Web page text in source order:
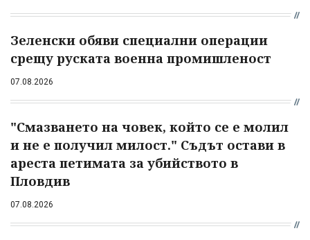
Зеленски обяви специални операции
срещу руската военна промишленост
07.08.2026
"Смазването на човек, който се е молил
и не е получил милост." Съдът остави в
ареста петимата за убийството в
Пловдив
07.08.2026